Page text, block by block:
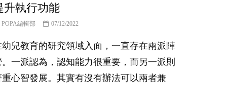
升執行功能
POPA編輯部 07/12/2022
幼兒教育的研究領域入面，一直存在兩派陣
。一派認為，認知能力很重要，而另一派則
重心智發展。其實有沒有辦法可以兩者兼